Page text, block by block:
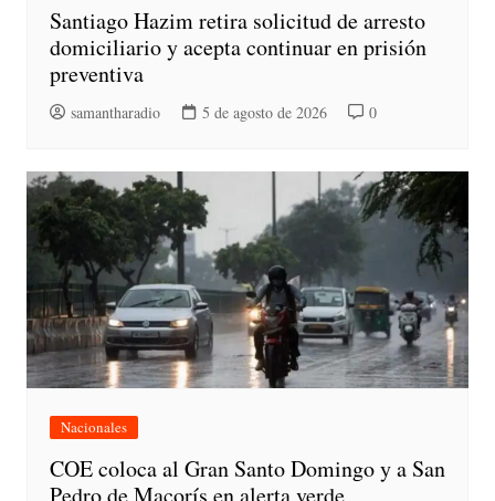
Santiago Hazim retira solicitud de arresto
domiciliario y acepta continuar en prisión
preventiva
samantharadio 5 de agosto de 2026 0
Nacionales
COE coloca al Gran Santo Domingo y a San